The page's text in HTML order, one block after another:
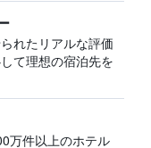
れたリアルな評価
て理想の宿泊先を
万件以上のホテル